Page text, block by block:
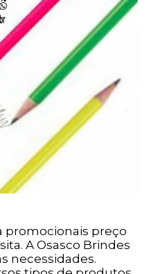
promocionais preço
A Osasco Brindes
necessidades.